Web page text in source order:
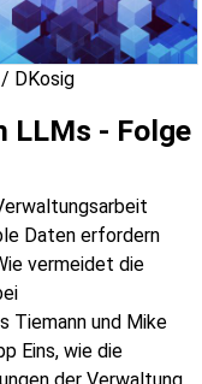
DKosig
LLMs - Folge
Daten erfordern
vermeidet die
Tiemann und Mike
Eins, wie die